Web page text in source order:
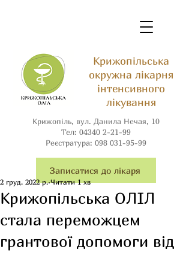
Крижопільська
окружна лікарня
інтенсивного
лікування
Крижопіль, вул. Данила Нечая, 10
Тел: 04340 2-21-99
Реєстратура: 098 031-95-99
Записатися до лікаря
Крижопільська ОЛІЛ
стала переможцем
грантової допомоги від
2 груд. 2022 р. Читати 1 хв